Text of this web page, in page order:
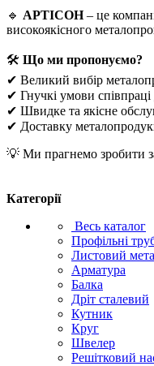
🔹 АРТІСОН– це
високоякісного
🛠 Що ми пропонуємо?
✔ Великий вибір
✔ Гнучкі умови
✔ Швидке та якісне
✔ Доставку
💡 Ми прагнемо зробити
Категорії
Весь каталог
Профільні
Листовий
Арматура
Балка
Дріт сталевий
Кутник
Круг
Швелер
Решітковий